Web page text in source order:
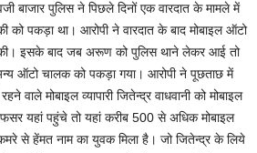
बाजार पुलिस ने पिछले दिनों एक वारदात के मामले में
को पकड़ा था। आरोपी ने वारदात के बाद मोबाइल ऑटो
इसके बाद जब अरूण को पुलिस थाने लेकर आई तो
ऑटो चालक को पकड़ा गया। आरोपी ने पूछताछ में
वाले मोबाइल व्यापारी जितेन्द्र वाधवानी को मोबाइल
यहां पहुंचे तो यहां करीब 500 से अधिक मोबाइल
से हेंमत नाम का युवक मिला है। जो जितेन्द्र के लिये